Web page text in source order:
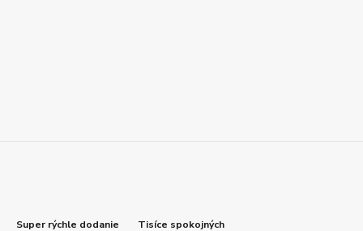
Super rýchle dodanie
Tisíce spokojných